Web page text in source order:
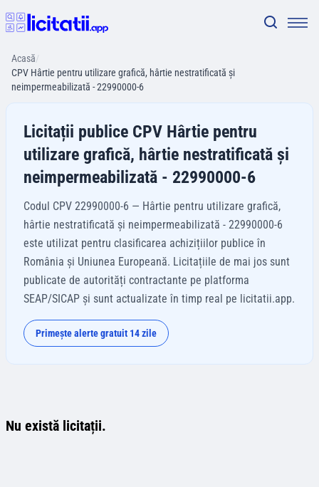
Acasă/
CPV Hârtie pentru utilizare grafică, hârtie nestratificată şi
neimpermeabilizată - 22990000-6
Licitații publice CPV Hârtie pentru
utilizare grafică, hârtie nestratificată şi
neimpermeabilizată - 22990000-6
Codul CPV 22990000-6 — Hârtie pentru utilizare grafică,
hârtie nestratificată şi neimpermeabilizată - 22990000-6
este utilizat pentru clasificarea achizițiilor publice în
România și Uniunea Europeană. Licitațiile de mai jos sunt
publicate de autorități contractante pe platforma
SEAP/SICAP și sunt actualizate în timp real pe licitatii.app.
Primește alerte gratuit 14 zile
Nu există licitații.